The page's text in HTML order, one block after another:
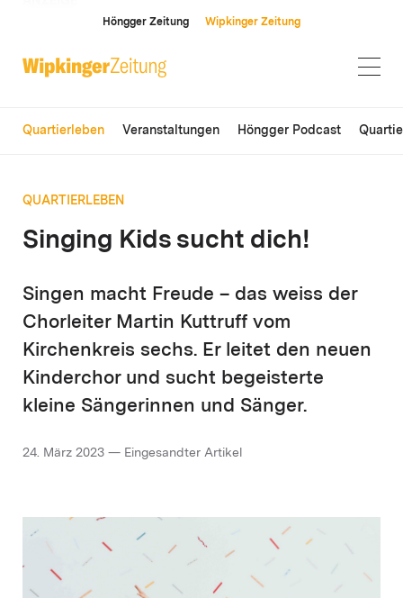
Höngger Zeitung Wipkinger Zeitung
Quartierleben Veranstaltungen Höngger Podcast
QUARTIERLEBEN
Singing Kids sucht dich!
Singen macht Freude – das weiss der
Chorleiter Martin Kuttruff vom
Kirchenkreis sechs. Er leitet den neuen
Kinderchor und sucht begeisterte
kleine Sängerinnen und Sänger.
24. März 2023 — Eingesandter Artikel